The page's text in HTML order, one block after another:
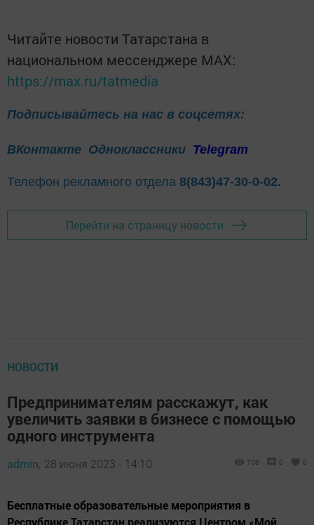
Читайте новости Татарстана в
национальном мессенджере MАХ:
https://max.ru/tatmedia
Подписывайтесь на нас в соцсетях:
ВКонтакте Одноклассники Telegram
Телефон рекламного отдела 8(843)47-30-0-02.
Перейти на страницу новости
НОВОСТИ
Предпринимателям расскажут, как
увеличить заявки в бизнесе с помощью
одного инструмента
admin, 28 июня 2023 - 14:10 708 0 0
Бесплатные образовательные мероприятия в
Республике Татарстан реализуются Центром «Мой